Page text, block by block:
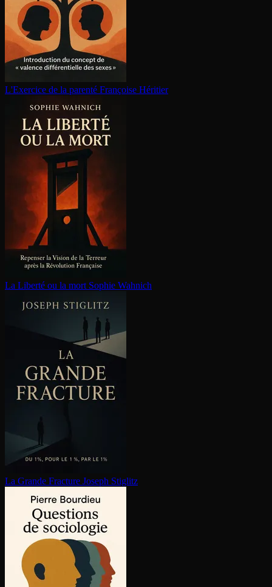
L'Exercice de la parenté Françoise Héritier
La Liberté ou la mort Sophie Wahnich
La Grande Fracture Joseph Stiglitz